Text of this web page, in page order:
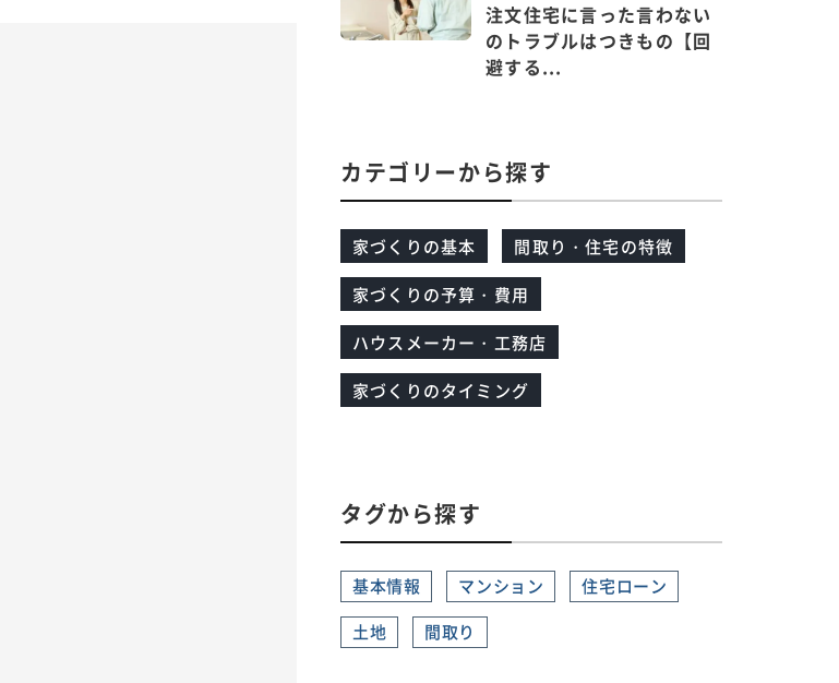
注文住宅に言った言わない
のトラブルはつきもの【回
避する...
カテゴリーから探す
家づくりの基本 間取り・住宅の特徴
家づくりの予算・費用
ハウスメーカー・工務店
家づくりのタイミング
タグから探す
基本情報 マンション
住宅ローン
土地
間取り